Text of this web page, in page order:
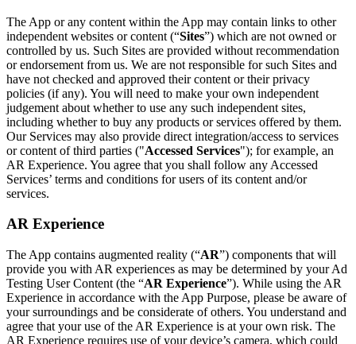
The App or any content within the App may contain links to other
independent websites or content (“Sites”) which are not owned or
controlled by us. Such Sites are provided without recommendation
or endorsement from us. We are not responsible for such Sites and
have not checked and approved their content or their privacy
policies (if any). You will need to make your own independent
judgement about whether to use any such independent sites,
including whether to buy any products or services offered by them.
Our Services may also provide direct integration/access to services
or content of third parties ("Accessed Services"); for example, an
AR Experience. You agree that you shall follow any Accessed
Services’ terms and conditions for users of its content and/or
services.
AR Experience
The App contains augmented reality (“AR”) components that will
provide you with AR experiences as may be determined by your Ad
Testing User Content (the “AR Experience”). While using the AR
Experience in accordance with the App Purpose, please be aware of
your surroundings and be considerate of others. You understand and
agree that your use of the AR Experience is at your own risk. The
AR Experience requires use of your device’s camera, which could